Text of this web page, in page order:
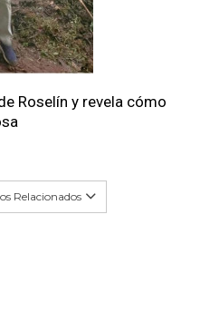
Roselín y revela cómo
Relacionados